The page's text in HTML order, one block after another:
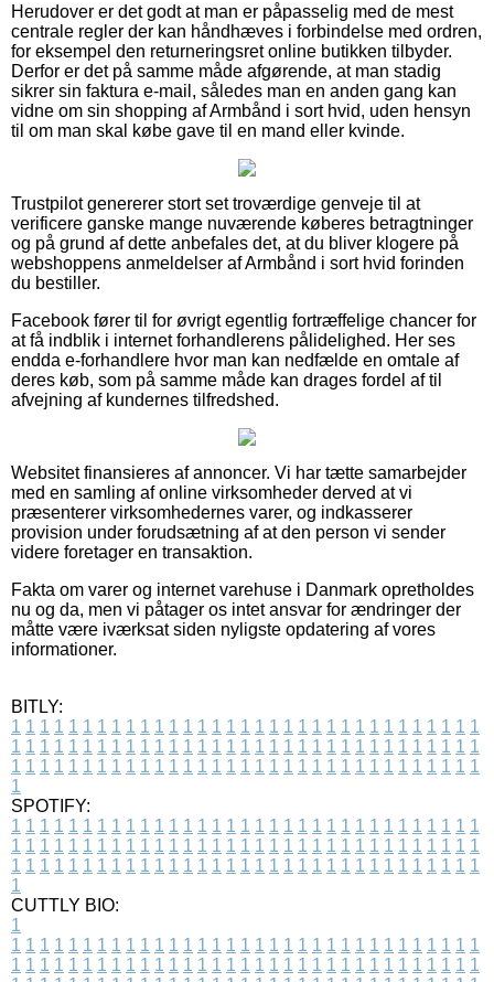
Herudover er det godt at man er påpasselig med de mest
centrale regler der kan håndhæves i forbindelse med ordren,
for eksempel den returneringsret online butikken tilbyder.
Derfor er det på samme måde afgørende, at man stadig
sikrer sin faktura e-mail, således man en anden gang kan
vidne om sin shopping af Armbånd i sort hvid, uden hensyn
til om man skal købe gave til en mand eller kvinde.
Trustpilot genererer stort set troværdige genveje til at
verificere ganske mange nuværende køberes betragtninger
og på grund af dette anbefales det, at du bliver klogere på
webshoppens anmeldelser af Armbånd i sort hvid forinden
du bestiller.
Facebook fører til for øvrigt egentlig fortræffelige chancer for
at få indblik i internet forhandlerens pålidelighed. Her ses
endda e-forhandlere hvor man kan nedfælde en omtale af
deres køb, som på samme måde kan drages fordel af til
afvejning af kundernes tilfredshed.
Websitet finansieres af annoncer. Vi har tætte samarbejder
med en samling af online virksomheder derved at vi
præsenterer virksomhedernes varer, og indkasserer
provision under forudsætning af at den person vi sender
videre foretager en transaktion.
Fakta om varer og internet varehuse i Danmark opretholdes
nu og da, men vi påtager os intet ansvar for ændringer der
måtte være iværksat siden nyligste opdatering af vores
informationer.
BITLY:
1 1 1 1 1 1 1 1 1 1 1 1 1 1 1 1 1 1 1 1 1 1 1 1 1 1 1 1 1 1 1 1 1
1 1 1 1 1 1 1 1 1 1 1 1 1 1 1 1 1 1 1 1 1 1 1 1 1 1 1 1 1 1 1 1 1
1 1 1 1 1 1 1 1 1 1 1 1 1 1 1 1 1 1 1 1 1 1 1 1 1 1 1 1 1 1 1 1 1
1
SPOTIFY:
1 1 1 1 1 1 1 1 1 1 1 1 1 1 1 1 1 1 1 1 1 1 1 1 1 1 1 1 1 1 1 1 1
1 1 1 1 1 1 1 1 1 1 1 1 1 1 1 1 1 1 1 1 1 1 1 1 1 1 1 1 1 1 1 1 1
1 1 1 1 1 1 1 1 1 1 1 1 1 1 1 1 1 1 1 1 1 1 1 1 1 1 1 1 1 1 1 1 1
1
CUTTLY BIO:
1
1 1 1 1 1 1 1 1 1 1 1 1 1 1 1 1 1 1 1 1 1 1 1 1 1 1 1 1 1 1 1 1 1
1 1 1 1 1 1 1 1 1 1 1 1 1 1 1 1 1 1 1 1 1 1 1 1 1 1 1 1 1 1 1 1 1